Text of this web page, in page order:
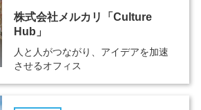
株式会社メルカリ「Culture
Hub」
人と人がつながり、アイデアを加速
させるオフィス